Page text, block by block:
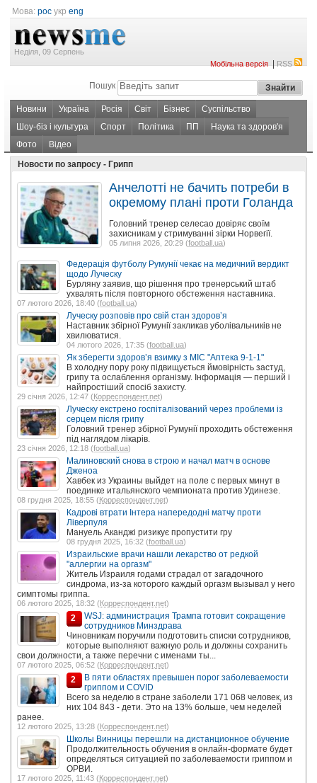
Мова: рос укр eng
Неділя, 09 Серпень
Мобільна версія|RSS
Пошук
Новини Україна Росія Світ Бізнес
Суспільство
Шоу-біз і культура
Спорт Політика ПП
Наука та здоров'я
Фото
Відео
Новости по запросу - Грипп
Анчелотті не бачить потреби в
окремому плані проти Голанда
Головний тренер селесао довіряє своїм
захисникам у стримуванні зірки Норвегії.
05 липня 2026, 20:29 (football.ua)
Федерація футболу Румунії чекає на медичний вердикт
щодо Луческу
Бурляну заявив, що рішення про тренерський штаб
ухвалять після повторного обстеження наставника.
07 лютого 2026, 18:40 (football.ua)
Луческу розповів про свій стан здоров’я
Наставник збірної Румунії закликав уболівальників не
хвилюватися.
04 лютого 2026, 17:35 (football.ua)
Як зберегти здоров’я взимку з МІС "Аптека 9-1-1"
В холодну пору року підвищується ймовірність застуд,
грипу та ослаблення організму. Інформація — перший і
найпростіший спосіб захисту.
29 січня 2026, 12:47 (Корреспондент.net)
Луческу екстрено госпіталізований через проблеми із
серцем після грипу
Головний тренер збірної Румунії проходить обстеження
під наглядом лікарів.
23 січня 2026, 12:18 (football.ua)
Малиновский снова в строю и начал матч в основе
Дженоа
Хавбек из Украины выйдет на поле с первых минут в
поединке итальянского чемпионата против Удинезе.
08 грудня 2025, 18:55 (Корреспондент.net)
Кадрові втрати Інтера напередодні матчу проти
Ліверпуля
Мануель Аканджі ризикує пропустити гру
08 грудня 2025, 16:32 (football.ua)
Израильские врачи нашли лекарство от редкой
"аллергии на оргазм"
Житель Израиля годами страдал от загадочного
синдрома, из-за которого каждый оргазм вызывал у него
симптомы гриппа.
06 лютого 2025, 18:32 (Корреспондент.net)
2
WSJ: администрация Трампа готовит сокращение
сотрудников Минздрава
Чиновникам поручили подготовить списки сотрудников,
которые выполняют важную роль и должны сохранить
свои должности, а также перечни с именами ты...
07 лютого 2025, 06:52 (Корреспондент.net)
2
В пяти областях превышен порог заболеваемости
гриппом и COVID
Всего за неделю в стране заболели 171 068 человек, из
них 104 843 - дети. Это на 13% больше, чем неделей
ранее.
12 лютого 2025, 13:28 (Корреспондент.net)
Школы Винницы перешли на дистанционное обучение
Продолжительность обучения в онлайн-формате будет
определяться ситуацией по заболеваемости гриппом и
ОРВИ.
17 лютого 2025, 11:43 (Корреспондент.net)